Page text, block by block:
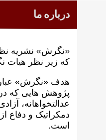
درباره ما
«نگرش» نشریه
که زير نظر هيات
هدف «نگرش»
پژوهش هايی که
عدالتخواهانه،
دمکراتيک و دفاع
است.